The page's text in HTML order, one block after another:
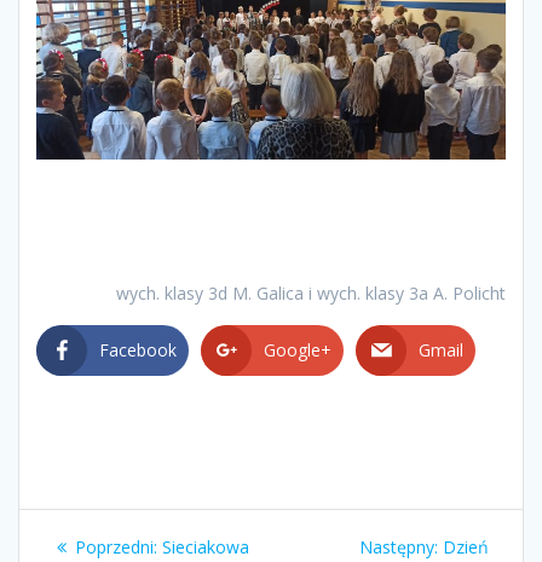
wych. klasy 3d M. Galica i wych. klasy 3a A. Policht
Facebook Google+ Gmail
Nawigacja
Poprzedni: Poprzedni
Sieciakowa
Następny: Następny
Dzień